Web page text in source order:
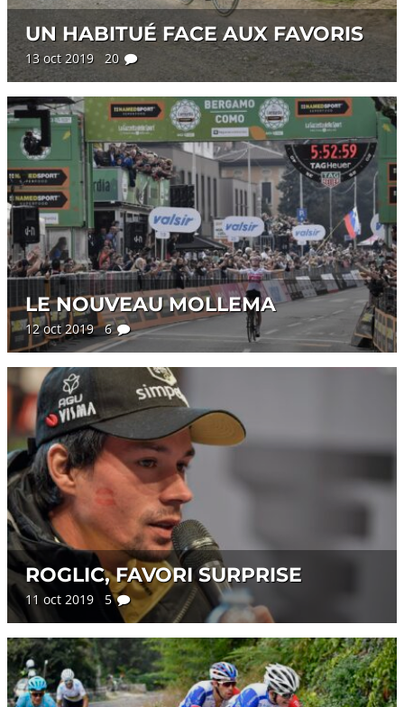
UN HABITUÉ FACE AUX FAVORIS
13 oct 2019 20
LE NOUVEAU MOLLEMA
12 oct 2019 6
ROGLIC, FAVORI SURPRISE
11 oct 2019 5